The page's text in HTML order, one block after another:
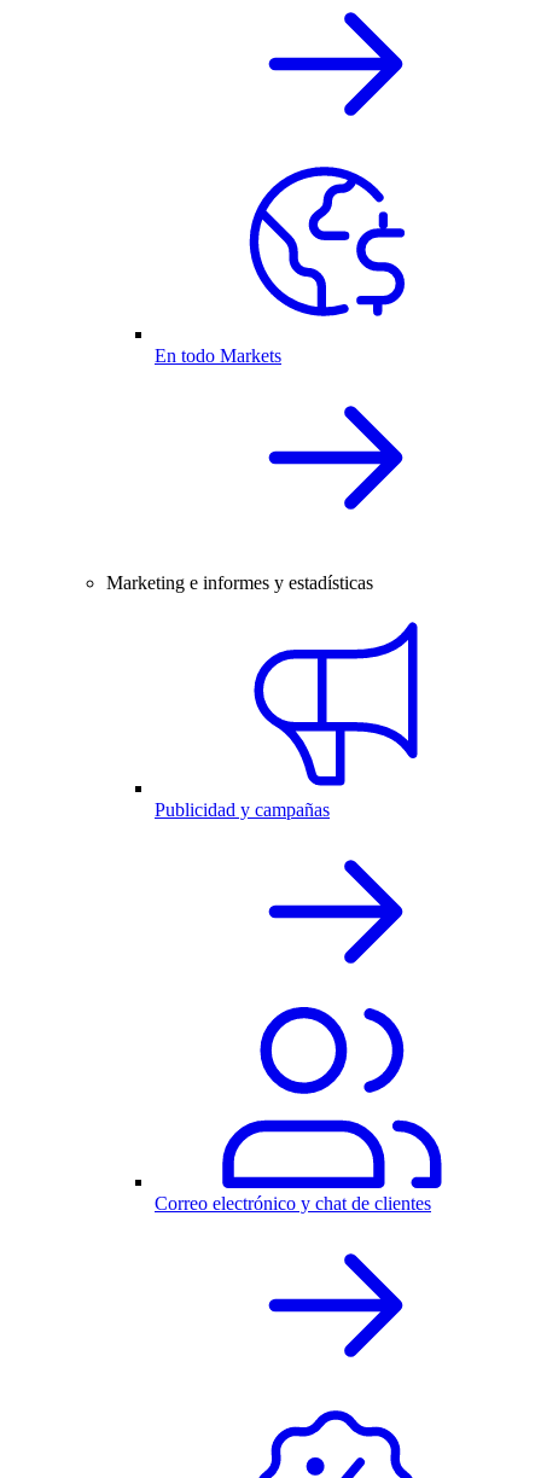
En todo Markets
Marketing e informes y estadísticas
Publicidad y campañas
Correo electrónico y chat de clientes